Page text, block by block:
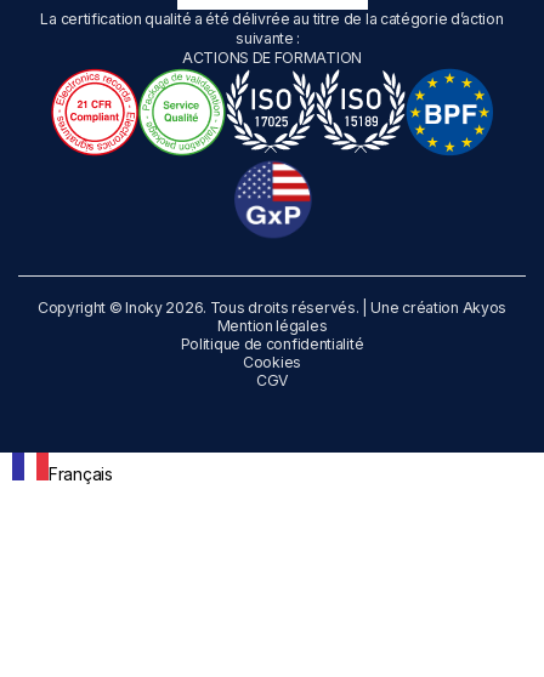
La certification qualité a été délivrée au titre de la catégorie d’action
suivante :
ACTIONS DE FORMATION
Copyright © Inoky 2026. Tous droits réservés. | Une création Akyos
Mention légales
Politique de confidentialité
Cookies
CGV
Français